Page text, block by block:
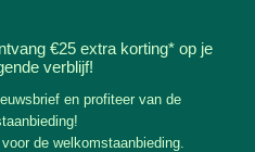
€25 extra korting* op je
verblijf!
en profiteer van de
voor de welkomstaanbieding.